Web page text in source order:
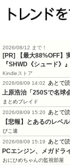
2026/08/12 まで！
[PR] 【最大88%OFF】
『SHWD《シュード》
Kindleストア
2026/08/09 14:02
あとで
上原浩治「250Sで名球
まとめブレイド
2026/08/09 15:20
あとで
【悲報】とあるのレベ
ぴこ速
2026/08/09 15:19
あとで
PCエンジン、メガドラ
おにひめちゃんの監視部屋